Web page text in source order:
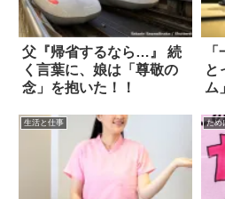
父『帰省するなら…』 続
く言葉に、娘は「尊敬の
念」を抱いた！！
と
ム
生活と仕事 ため